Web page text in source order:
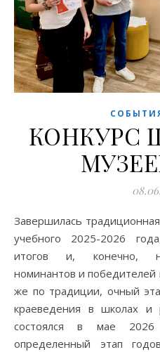
КОНКУРС
Завершилась традиционная для конца года, точнее —
учебного 2025-2026
итогов и, конечно,
номинантов и победителей
же по традиции, очный
краеведения в школах и
состоялся в мае
определенный этап